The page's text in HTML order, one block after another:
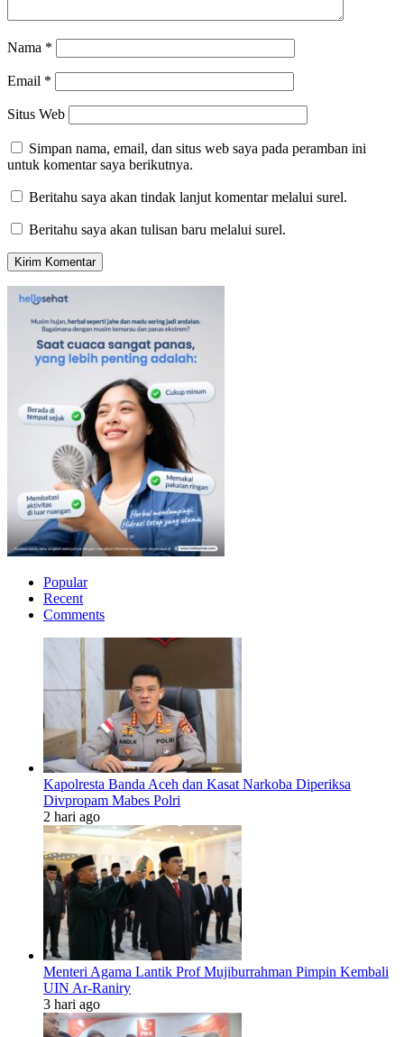
Nama *
Email *
Situs Web
Simpan nama, email, dan situs web saya pada peramban ini
untuk komentar saya berikutnya.
Beritahu saya akan tindak lanjut komentar melalui surel.
Beritahu saya akan tulisan baru melalui surel.
Popular
Recent
Comments
Kapolresta Banda Aceh dan Kasat Narkoba Diperiksa
Divpropam Mabes Polri
2 hari ago
Menteri Agama Lantik Prof Mujiburrahman Pimpin Kembali
UIN Ar-Raniry
3 hari ago